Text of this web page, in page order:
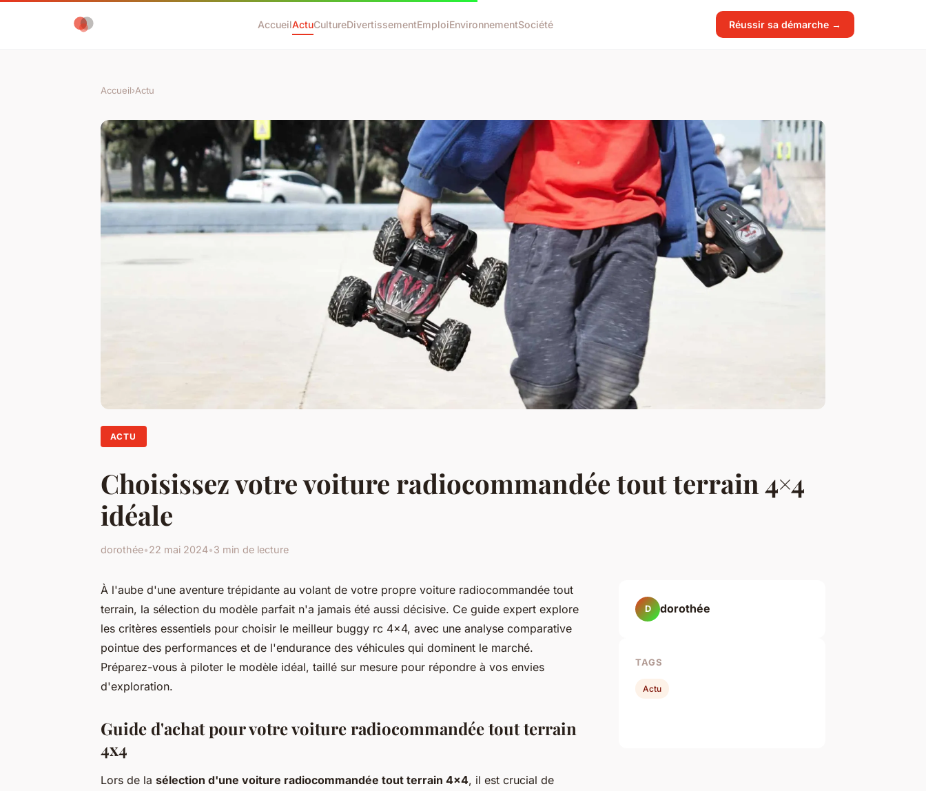
AccueilActuCultureDivertissementEmploiEnvironnementSociété Réussir sa démarche →
Accueil›Actu
ACTU
Choisissez votre voiture radiocommandée tout terrain 4×4
idéale
dorothée•22 mai 2024•3 min de lecture
À l'aube d'une aventure trépidante au volant de votre propre voiture radiocommandée tout
terrain, la sélection du modèle parfait n'a jamais été aussi décisive. Ce guide expert explore
les critères essentiels pour choisir le meilleur buggy rc 4x4, avec une analyse comparative
pointue des performances et de l'endurance des véhicules qui dominent le marché.
Préparez-vous à piloter le modèle idéal, taillé sur mesure pour répondre à vos envies
d'exploration.
Guide d'achat pour votre voiture radiocommandée tout terrain
4x4
Lors de la sélection d'une voiture radiocommandée tout terrain 4x4, il est crucial de
D dorothée
TAGS
Actu